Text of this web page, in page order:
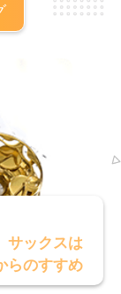
サックスは
らのすすめ